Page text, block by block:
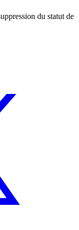
du statut de